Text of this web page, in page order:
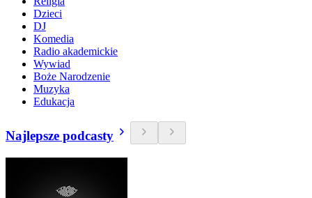
Dzieci
DJ
Komedia
Radio akademickie
Wywiad
Boże Narodzenie
Muzyka
Edukacja
Najlepsze podcasty